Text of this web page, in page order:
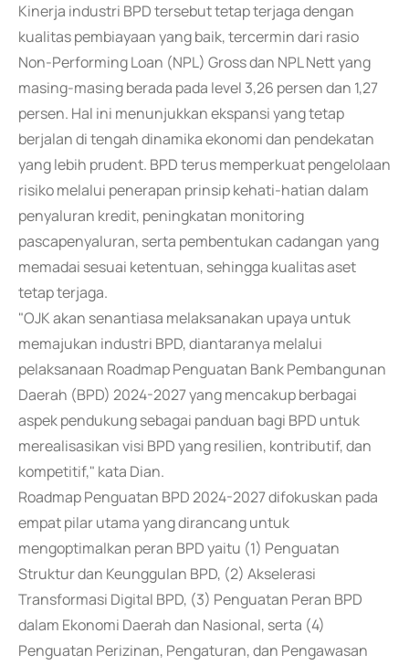
Kinerja industri BPD tersebut tetap terjaga dengan
kualitas pembiayaan yang baik, tercermin dari rasio
Non-Performing Loan (NPL) Gross dan NPL Nett yang
masing-masing berada pada level 3,26 persen dan 1,27
persen. Hal ini menunjukkan ekspansi yang tetap
berjalan di tengah dinamika ekonomi dan pendekatan
yang lebih prudent. BPD terus memperkuat pengelolaan
risiko melalui penerapan prinsip kehati-hatian dalam
penyaluran kredit, peningkatan monitoring
pascapenyaluran, serta pembentukan cadangan yang
memadai sesuai ketentuan, sehingga kualitas aset
tetap terjaga.
"OJK akan senantiasa melaksanakan upaya untuk
memajukan industri BPD, diantaranya melalui
pelaksanaan Roadmap Penguatan Bank Pembangunan
Daerah (BPD) 2024-2027 yang mencakup berbagai
aspek pendukung sebagai panduan bagi BPD untuk
merealisasikan visi BPD yang resilien, kontributif, dan
kompetitif," kata Dian.
Roadmap Penguatan BPD 2024-2027 difokuskan pada
empat pilar utama yang dirancang untuk
mengoptimalkan peran BPD yaitu (1) Penguatan
Struktur dan Keunggulan BPD, (2) Akselerasi
Transformasi Digital BPD, (3) Penguatan Peran BPD
dalam Ekonomi Daerah dan Nasional, serta (4)
Penguatan Perizinan, Pengaturan, dan Pengawasan